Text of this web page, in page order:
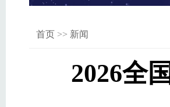
首页 >> 新闻
2026全